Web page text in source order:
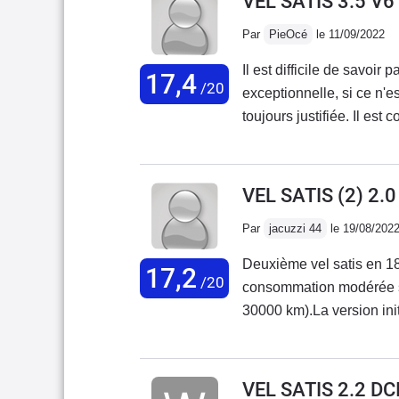
17,4/20
Par PieOcé le 11/09/2022
Il est difficile de savoir
exceptionnelle, si ce
toujours justifiée. Il est
performante, que sa
préjugés. L'extérieur est
mon entourage, on
encore plus sous
routières du 3.5 v6 (qui
notamment sur la
assez drôle de
moteur se trouve à
17,2 /20
VEL SATIS (2)
Par jacuzzi 44 le 19/08/2022
Deuxième vel satis en
consommation
30000 km).La version
radar avant et une
VEL SATIS 2.2